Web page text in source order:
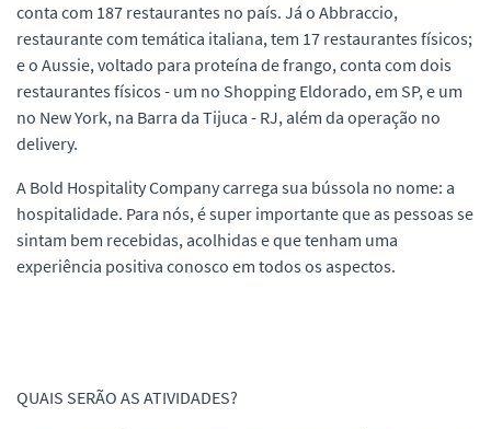
conta com 187 restaurantes no país. Já o Abbraccio,
restaurante com temática italiana, tem 17 restaurantes físicos;
e o Aussie, voltado para proteína de frango, conta com dois
restaurantes físicos - um no Shopping Eldorado, em SP, e um
no New York, na Barra da Tijuca - RJ, além da operação no
delivery.
A Bold Hospitality Company carrega sua bússola no nome: a
hospitalidade. Para nós, é super importante que as pessoas se
sintam bem recebidas, acolhidas e que tenham uma
experiência positiva conosco em todos os aspectos.
QUAIS SERÃO AS ATIVIDADES?